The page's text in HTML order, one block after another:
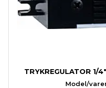
TRYKREGULATOR 1/
Model/